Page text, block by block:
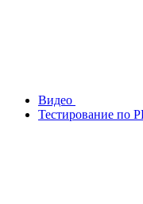
Видео
Тестирование по